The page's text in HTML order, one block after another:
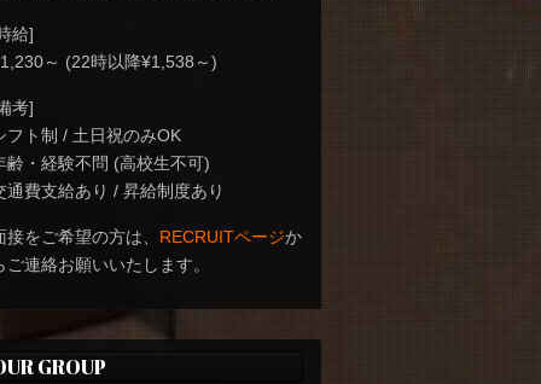
給]
～ (22時以降¥1,538～)
考]
フト制 / 土日祝のみOK
齢・経験不問 (高校生不可)
通費支給あり / 昇給制度あり
接をご希望の方は、 RECRUITページか
ご連絡お願いいたします。
GROUP